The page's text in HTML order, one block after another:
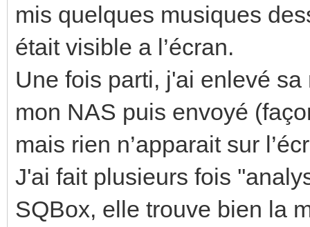
mis quelques musiques
était visible a l’écran.
Une fois parti, j'ai enlevé
mon NAS puis envoyé
mais rien n’apparait sur
J'ai fait plusieurs fois
SQBox, elle trouve bien la